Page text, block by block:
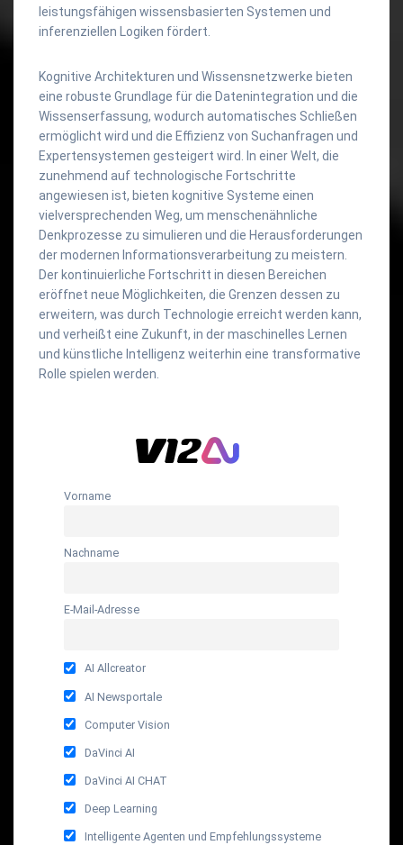
leistungsfähigen wissensbasierten Systemen und
inferenziellen Logiken fördert.
Kognitive Architekturen und Wissensnetzwerke bieten
eine robuste Grundlage für die Datenintegration und die
Wissenserfassung, wodurch automatisches Schließen
ermöglicht wird und die Effizienz von Suchanfragen und
Expertensystemen gesteigert wird. In einer Welt, die
zunehmend auf technologische Fortschritte
angewiesen ist, bieten kognitive Systeme einen
vielversprechenden Weg, um menschenähnliche
Denkprozesse zu simulieren und die Herausforderungen
der modernen Informationsverarbeitung zu meistern.
Der kontinuierliche Fortschritt in diesen Bereichen
eröffnet neue Möglichkeiten, die Grenzen dessen zu
erweitern, was durch Technologie erreicht werden kann,
und verheißt eine Zukunft, in der maschinelles Lernen
und künstliche Intelligenz weiterhin eine transformative
Rolle spielen werden.
Vorname
Nachname
E-Mail-Adresse
AI Allcreator
AI Newsportale
Computer Vision
DaVinci AI
DaVinci AI CHAT
Deep Learning
Intelligente Agenten und Empfehlungssysteme